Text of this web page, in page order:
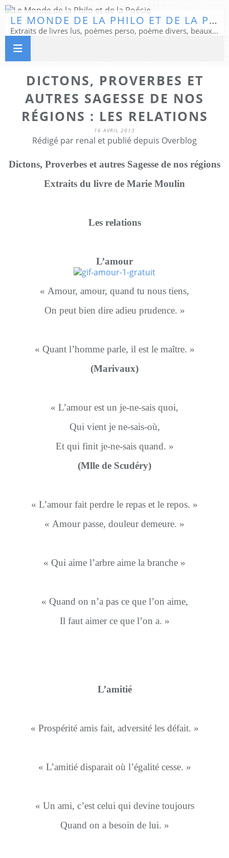
LE MONDE DE LA PHILO ET DE LA POÉSIE
Extraits de livres lus, poèmes perso, poème divers, beaux textes...
DICTONS, PROVERBES ET
AUTRES SAGESSE DE NOS
RÉGIONS : LES RELATIONS
16 AVRIL 2013
Rédigé par renal et publié depuis Overblog
Dictons, Proverbes et autres Sagesse de nos régions
Extraits du livre de Marie Moulin
Les relations
L’amour
« Amour, amour, quand tu nous tiens,
On peut bien dire adieu prudence. »
« Quant l’homme parle, il est le maître. »
(Marivaux)
« L’amour est un je-ne-sais quoi,
Qui vient je ne-sais-où,
Et qui finit je-ne-sais quand. »
(Mlle de Scudéry)
« L’amour fait perdre le repas et le repos. »
« Amour passe, douleur demeure. »
« Qui aime l’arbre aime la branche »
« Quand on n’a pas ce que l’on aime,
Il faut aimer ce que l’on a. »
L’amitié
« Prospérité amis fait, adversité les défait. »
« L’amitié disparait où l’égalité cesse. »
« Un ami, c’est celui qui devine toujours
Quand on a besoin de lui. »